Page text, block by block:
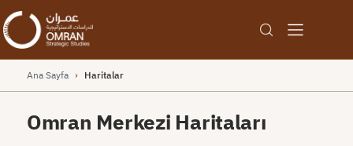
Ana Sayfa › Haritalar
Omran Merkezi Haritaları